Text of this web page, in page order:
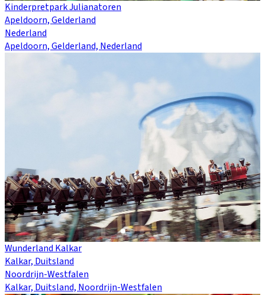
Kinderpretpark Julianatoren
Apeldoorn, Gelderland
Nederland
Apeldoorn, Gelderland, Nederland
Wunderland Kalkar
Kalkar, Duitsland
Noordrijn-Westfalen
Kalkar, Duitsland, Noordrijn-Westfalen